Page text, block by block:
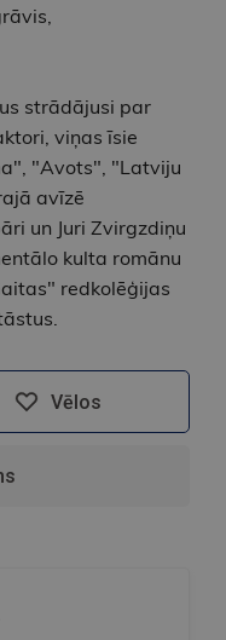
strādājusi par
viņas īsie
"Avots", "Latviju
avīzē
un Juri Zvirgzdiņu
kulta romānu
redkolēģijas
Vēlos